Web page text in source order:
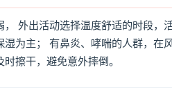
外出活动选择温度舒适的时段，
为主； 有鼻炎、哮喘的人群，
擦干，避免意外摔倒。